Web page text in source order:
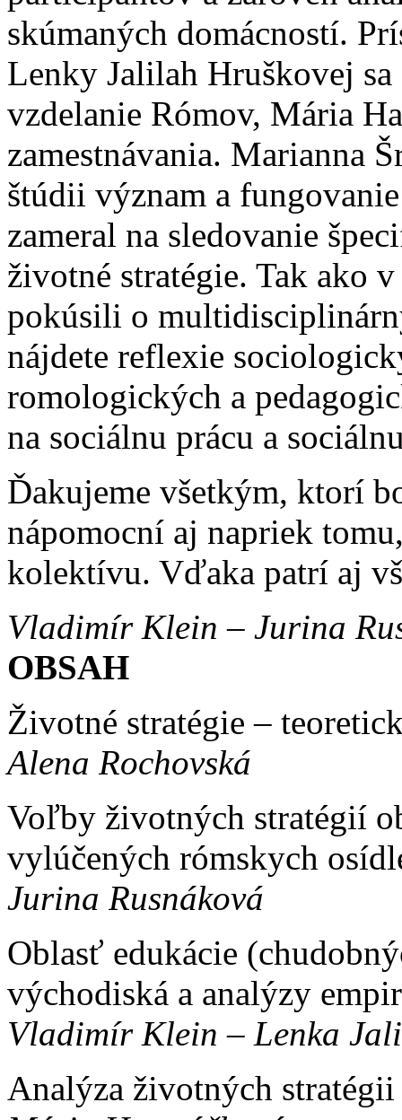
skúmaných domácností.
Lenky Jalilah Hruškovej sa
vzdelanie Rómov, Mária
zamestnávania. Marianna
štúdii význam a
zameral na sledovanie
životné stratégie. Tak ako
pokúsili o
nájdete reflexie
romologických a
na sociálnu prácu a
Ďakujeme všetkým, ktorí
nápomocní aj napriek
kolektívu. Vďaka patrí aj
Vladimír Klein – Jurina
OBSAH
Životné stratégie –
Alena Rochovská
Voľby životných stratégií
vylúčených rómskych
Jurina Rusnáková
Oblasť edukácie
východiská a analýzy
Vladimír Klein – Lenka
Analýza životných